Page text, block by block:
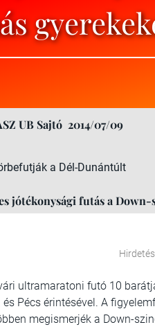
UB Sajtó 2014/07/09
a Dél-Dunántúlt
jótékonysági futás a
Hirdetés
ultramaratoni futó 10
Pécs érintésével. A
megismerjék a Down-